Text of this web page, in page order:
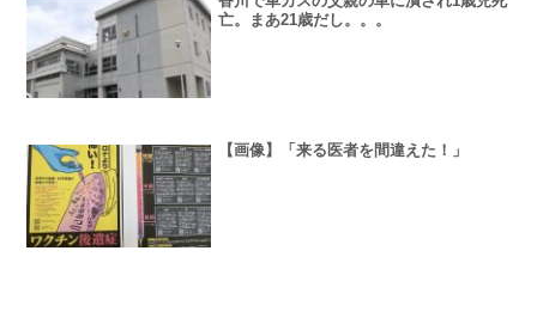
亡。まあ21歳だし。。。
【画像】「来る医者を間違えた！」